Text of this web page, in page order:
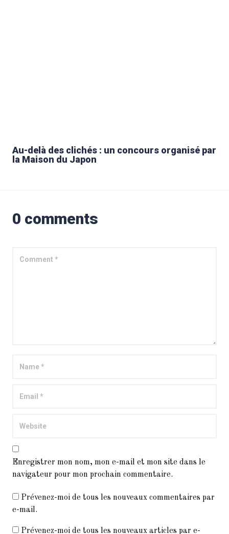
Au-delà des clichés : un concours organisé par
la Maison du Japon
0 comments
Enregistrer mon nom, mon e-mail et mon site dans le
navigateur pour mon prochain commentaire.
Prévenez-moi de tous les nouveaux commentaires par
e-mail.
Prévenez-moi de tous les nouveaux articles par e-